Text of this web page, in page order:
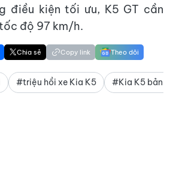
điều kiện tối ưu, K5 GT cần
độ 97 km/h.
Chia sẻ Copy link Theo dõi
#triệu hồi xe Kia K5 #Kia K5 bản